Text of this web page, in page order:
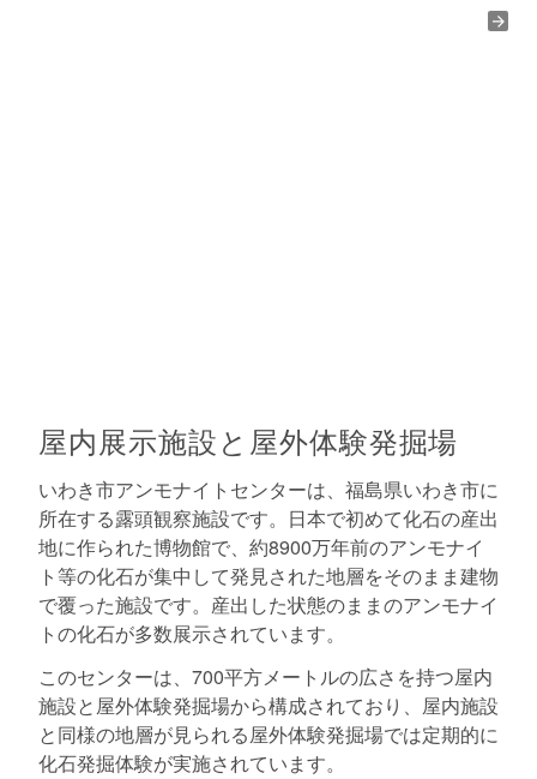
屋内展示施設と屋外体験発掘場
いわき市アンモナイトセンターは、福島県いわき市に
所在する露頭観察施設です。日本で初めて化石の産出
地に作られた博物館で、約8900万年前のアンモナイ
ト等の化石が集中して発見された地層をそのまま建物
で覆った施設です。産出した状態のままのアンモナイ
トの化石が多数展示されています。
このセンターは、700平方メートルの広さを持つ屋内
施設と屋外体験発掘場から構成されており、屋内施設
と同様の地層が見られる屋外体験発掘場では定期的に
化石発掘体験が実施されています。